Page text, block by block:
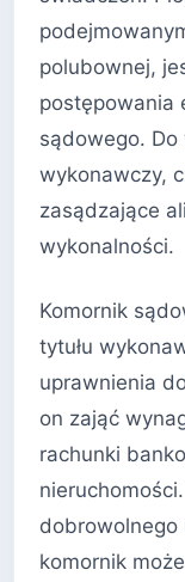
polubownej,
postępowania
sądowego. Do
wykonawczy,
zasądzające
wykonalności.
Komornik
tytułu
uprawnienia
on zająć
rachunki
dobrowolnego
komornik